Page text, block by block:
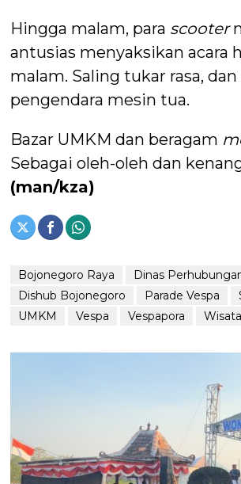
Hingga malam, para scooter
antusias menyaksikan acara
malam. Saling tukar rasa,
pengendara mesin tua.
Bazar UMKM dan beragam
Sebagai oleh-oleh dan
(man/kza)
Bojonegoro Raya
Dinas
Dishub Bojonegoro
Parade Vespa
UMKM
Vespa Vespapora